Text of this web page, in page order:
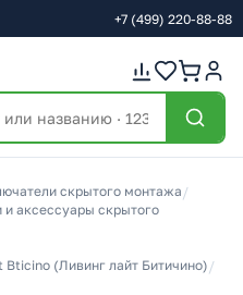
+7 (499) 220-88-88
скрытого монтажа/
аксессуары скрытого
(Ливинг лайт Битичино) /